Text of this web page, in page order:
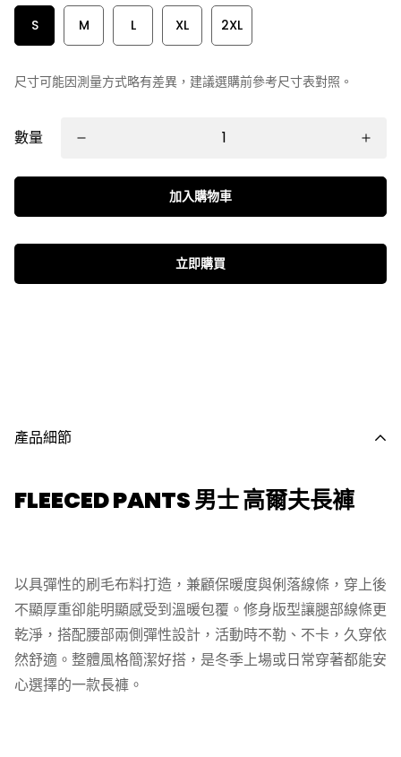
S
M L XL 2XL
尺寸可能因測量方式略有差異，建議選購前參考尺寸表對照。
數量
加入購物車
立即購買
產品細節
FLEECED PANTS 男士 高爾夫長褲
以具彈性的刷毛布料打造，兼顧保暖度與俐落線條，穿上後
不顯厚重卻能明顯感受到溫暖包覆。修身版型讓腿部線條更
乾淨，搭配腰部兩側彈性設計，活動時不勒、不卡，久穿依
然舒適。整體風格簡潔好搭，是冬季上場或日常穿著都能安
心選擇的一款長褲。